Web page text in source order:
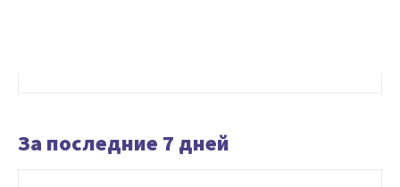
За последние 7 дней